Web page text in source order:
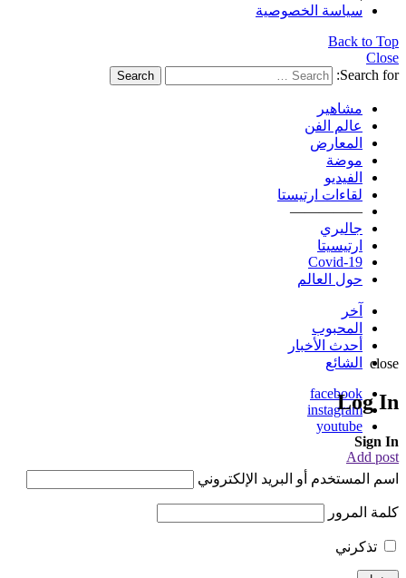
سياسة الخصوصية
Back to Top
Close
Search for:
Search
مشاهير
عالم الفن
المعارض
موضة
الفيديو
لقاءات ارتيستا
—————
جاليري
ارتيسيتا
Covid-19
حول العالم
آخر
المحبوب
أحدث الأخبار
الشائع
facebook
instagram
youtube
Add post
close
Log In
Sign In
اسم المستخدم أو البريد الإلكتروني
كلمة المرور
تذكرني